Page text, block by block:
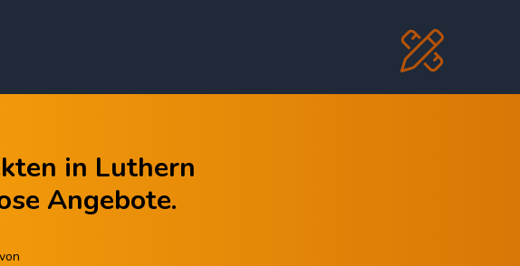
in Luthern
Angebote.
von